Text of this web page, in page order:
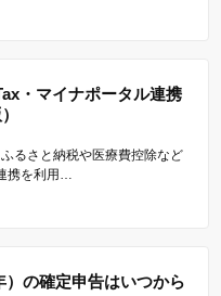
・マイナポータル連携
るさと納税や医療費控除など
携を利用…
）の確定申告はいつから